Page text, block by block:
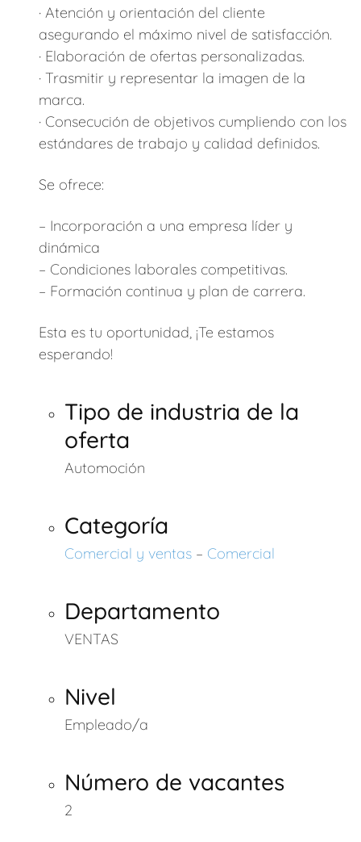
· Atención y orientación del cliente
asegurando el máximo nivel de satisfacción.
· Elaboración de ofertas personalizadas.
· Trasmitir y representar la imagen de la
marca.
· Consecución de objetivos cumpliendo con los
estándares de trabajo y calidad definidos.
Se ofrece:
– Incorporación a una empresa líder y
dinámica
– Condiciones laborales competitivas.
– Formación continua y plan de carrera.
Esta es tu oportunidad, ¡Te estamos
esperando!
Tipo de industria de la
oferta
Automoción
Categoría
Comercial y ventas – Comercial
Departamento
VENTAS
Nivel
Empleado/a
Número de vacantes
2